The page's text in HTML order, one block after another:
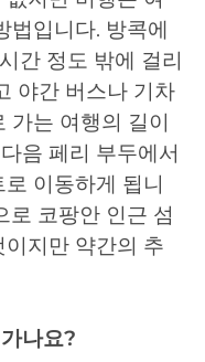
법입니다. 방콕에
간 정도 밖에 걸리
야간 버스나 기차
가는 여행의 길이
음 페리 부두에서
이동하게 됩니
로 코팡안 인근 섬
지만 약간의 추
나요?